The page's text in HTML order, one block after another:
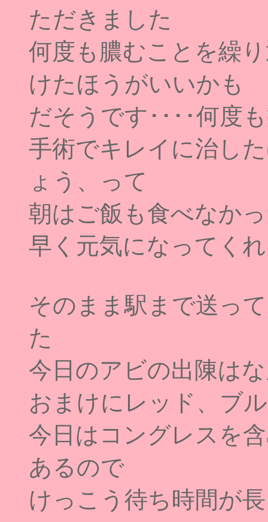
ただきました
何度も膿むことを繰
けたほうがいいかも
だそうです････何度
手術でキレイに治し
ょう、って
朝はご飯も食べなか
早く元気になってく
そのまま駅まで送っ
た
今日のアビの出陳は
おまけにレッド、ブ
今日はコングレスを
あるので
けっこう待ち時間が